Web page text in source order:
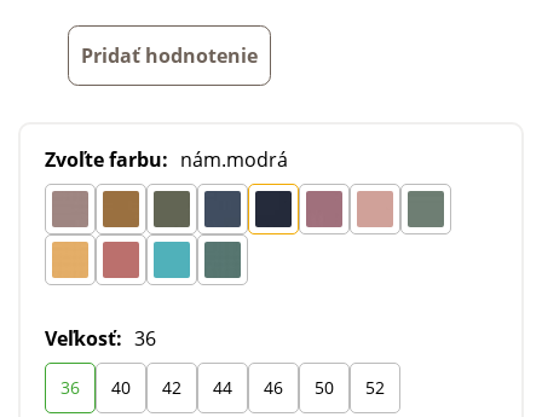
Pridať hodnotenie
Zvoľte farbu: nám.modrá
Veľkosť: 36
36 40 42 44 46 50
52